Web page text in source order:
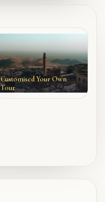
Customised Your Own
Tour